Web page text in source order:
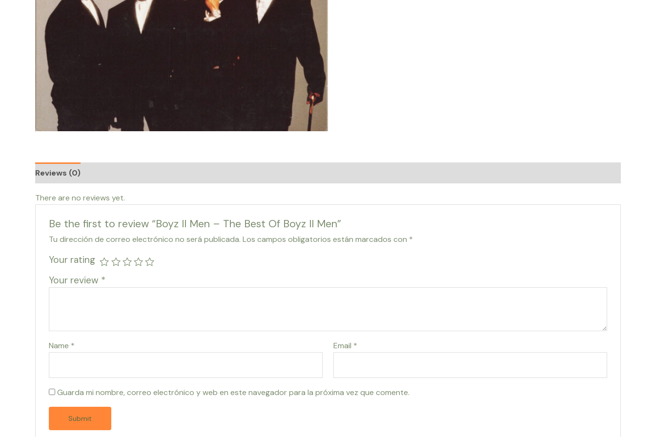
Reviews (0)
There are no reviews yet.
Be the first to review “Boyz II Men – The Best Of Boyz II Men”
Tu dirección de correo electrónico no será publicada. Los campos obligatorios están marcados con *
Your rating
Your review *
Name * Email *
Guarda mi nombre, correo electrónico y web en este navegador para la próxima vez que comente.